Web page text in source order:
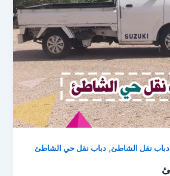
دباب نقل الشاطئ,دباب نقل حي الشاطئ